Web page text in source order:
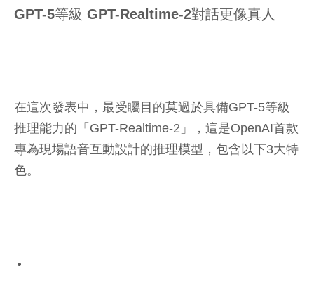
GPT-5等級 GPT-Realtime-2對話更像真人
在這次發表中，最受矚目的莫過於具備GPT-5等級
推理能力的「GPT-Realtime-2」，這是OpenAI首款
專為現場語音互動設計的推理模型，包含以下3大特
色。